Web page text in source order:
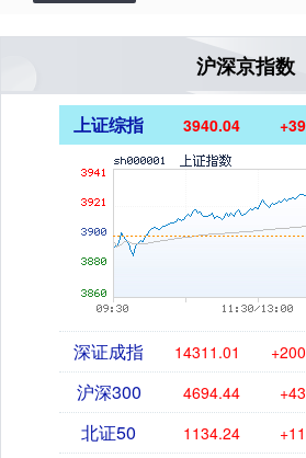
沪深京指数
上证综指 3940.04
深证成指 14311.01
沪深300 4694.44
北证50 1134.24